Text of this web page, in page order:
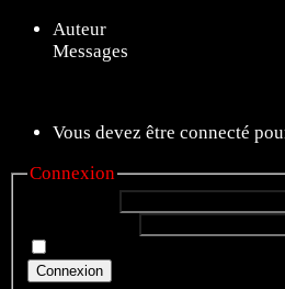
Auteur
Messages
Vous devez être connecté
Connexion
Connexion